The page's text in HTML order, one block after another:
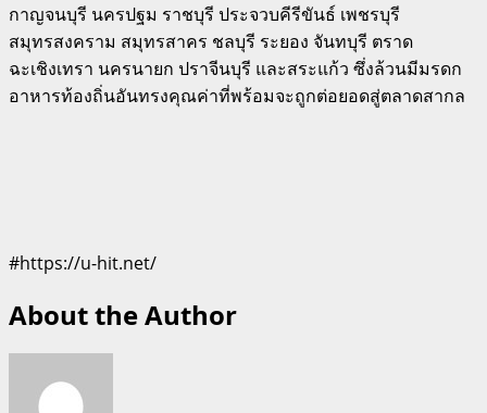
กาญจนบุรี นครปฐม ราชบุรี ประจวบคีรีขันธ์ เพชรบุรี
สมุทรสงคราม สมุทรสาคร ชลบุรี ระยอง จันทบุรี ตราด
ฉะเชิงเทรา นครนายก ปราจีนบุรี และสระแก้ว ซึ่งล้วนมีมรดก
อาหารท้องถิ่นอันทรงคุณค่าที่พร้อมจะถูกต่อยอดสู่ตลาดสากล
#https://u-hit.net/
About the Author